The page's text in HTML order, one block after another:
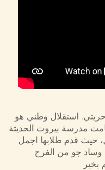
استقلال وطني هو
مدرسة بيروت الحديثة
حيث قدم طلابها اجمل
وساد جو من الفرح
بخير